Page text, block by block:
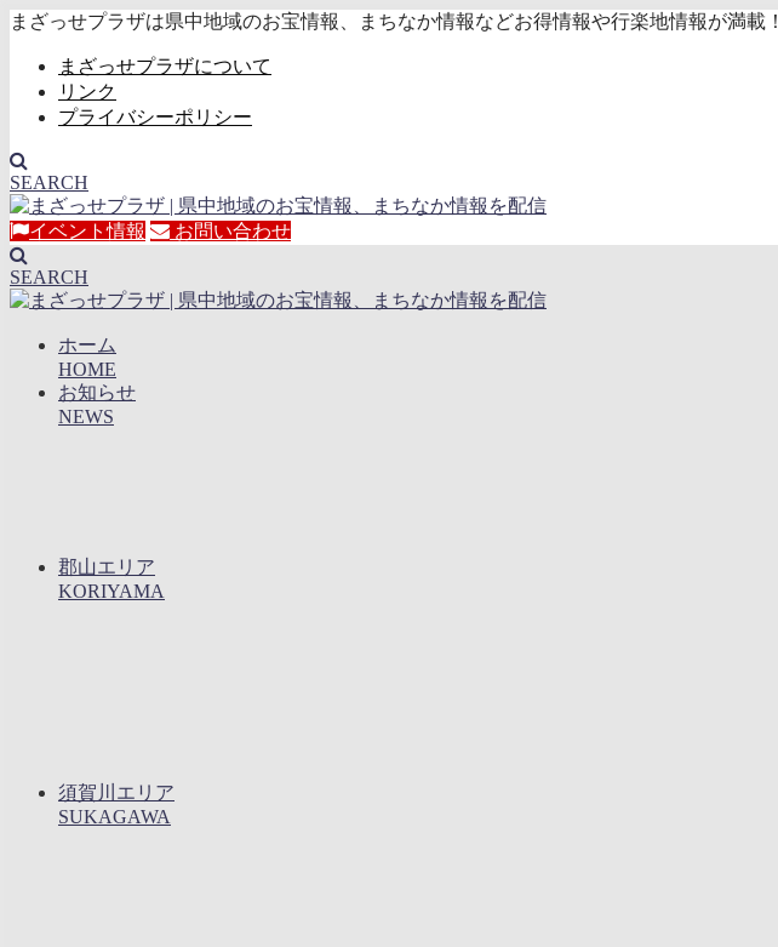
まざっせプラザは県中地域のお宝情報、まちなか情報などお得情報や行楽地情報が満載！
まざっせプラザについて
リンク
プライバシーポリシー
SEARCH
イベント情報 お問い合わせ
SEARCH
ホーム
HOME
お知らせ
NEWS
郡山エリア
KORIYAMA
須賀川エリア
SUKAGAWA